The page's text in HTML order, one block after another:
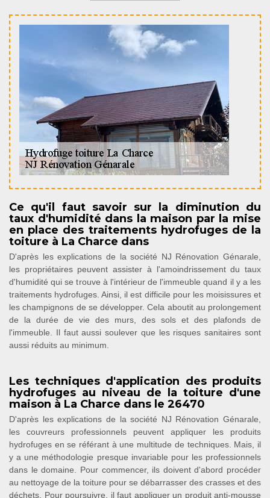
Ce qu'il faut savoir sur la diminution du
taux d'humidité dans la maison par la mise
en place des traitements hydrofuges de la
toiture à La Charce dans
D'après les explications de la société NJ Rénovation Génarale,
les propriétaires peuvent assister à l'amoindrissement du taux
d'humidité qui se trouve à l'intérieur de l'immeuble quand il y a les
traitements hydrofuges. Ainsi, il est difficile pour les moisissures et
les champignons de se développer. Cela aboutit au prolongement
de la durée de vie des murs, des sols et des plafonds de
l'immeuble. Il faut aussi soulever que les risques sanitaires sont
aussi réduits au minimum.
Les techniques d'application des produits
hydrofuges au niveau de la toiture d'une
maison à La Charce dans le 26470
D'après les explications de la société NJ Rénovation Génarale,
les couvreurs professionnels peuvent appliquer les produits
hydrofuges en se référant à une multitude de techniques. Mais, il
y a une méthodologie presque invariable pour les professionnels
dans le domaine. Pour commencer, ils doivent d'abord procéder
au nettoyage de la toiture pour se débarrasser des crasses et des
déchets. Pour poursuivre, il faut appliquer un produit anti-mousse